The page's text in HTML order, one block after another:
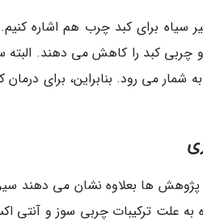
سیاه برای کبد چرب هم اشاره
و چربی کبد را کاهش می دهند.
شمار می رود. بنابراین، برای
پژوهش ها بعلاوه نشان می دهند
به علت ترکیبات چربی سوز و آنتی